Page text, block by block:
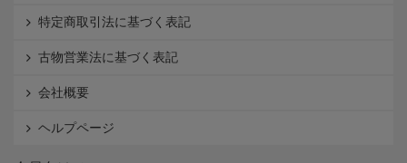
特定商取引法に基づく表記
古物営業法に基づく表記
会社概要
ヘルプページ